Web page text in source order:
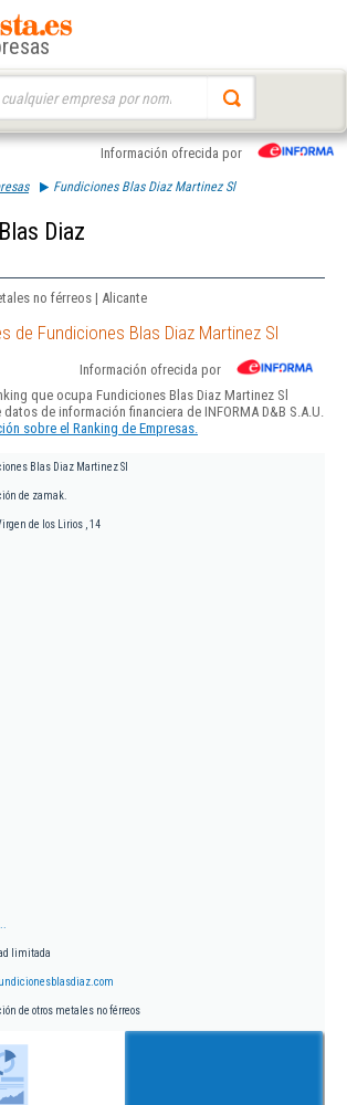
Información ofrecida por
Fundiciones Blas Diaz Martinez Sl
Diaz
no férreos | Alicante
de Fundiciones Blas Diaz Martinez Sl
Información ofrecida por
que ocupa Fundiciones Blas Diaz Martinez Sl
de información financiera de INFORMA D&B S.A.U.
sobre el Ranking de Empresas.
Blas Diaz Martinez Sl
de zamak.
de los Lirios , 14
limitada
de otros metales no férreos